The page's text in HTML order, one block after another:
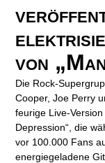
von
Die Rock-
Cooper, Joe Perry
feurige Live-
Depression“, die
vor 100.000 Fans
energiegeladene